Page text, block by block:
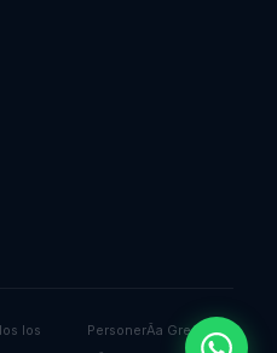
los
PersonerÃ­a Gremial